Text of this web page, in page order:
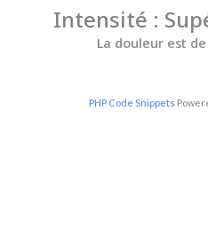
Intensité :
La douleur est
PHP Code Snippets